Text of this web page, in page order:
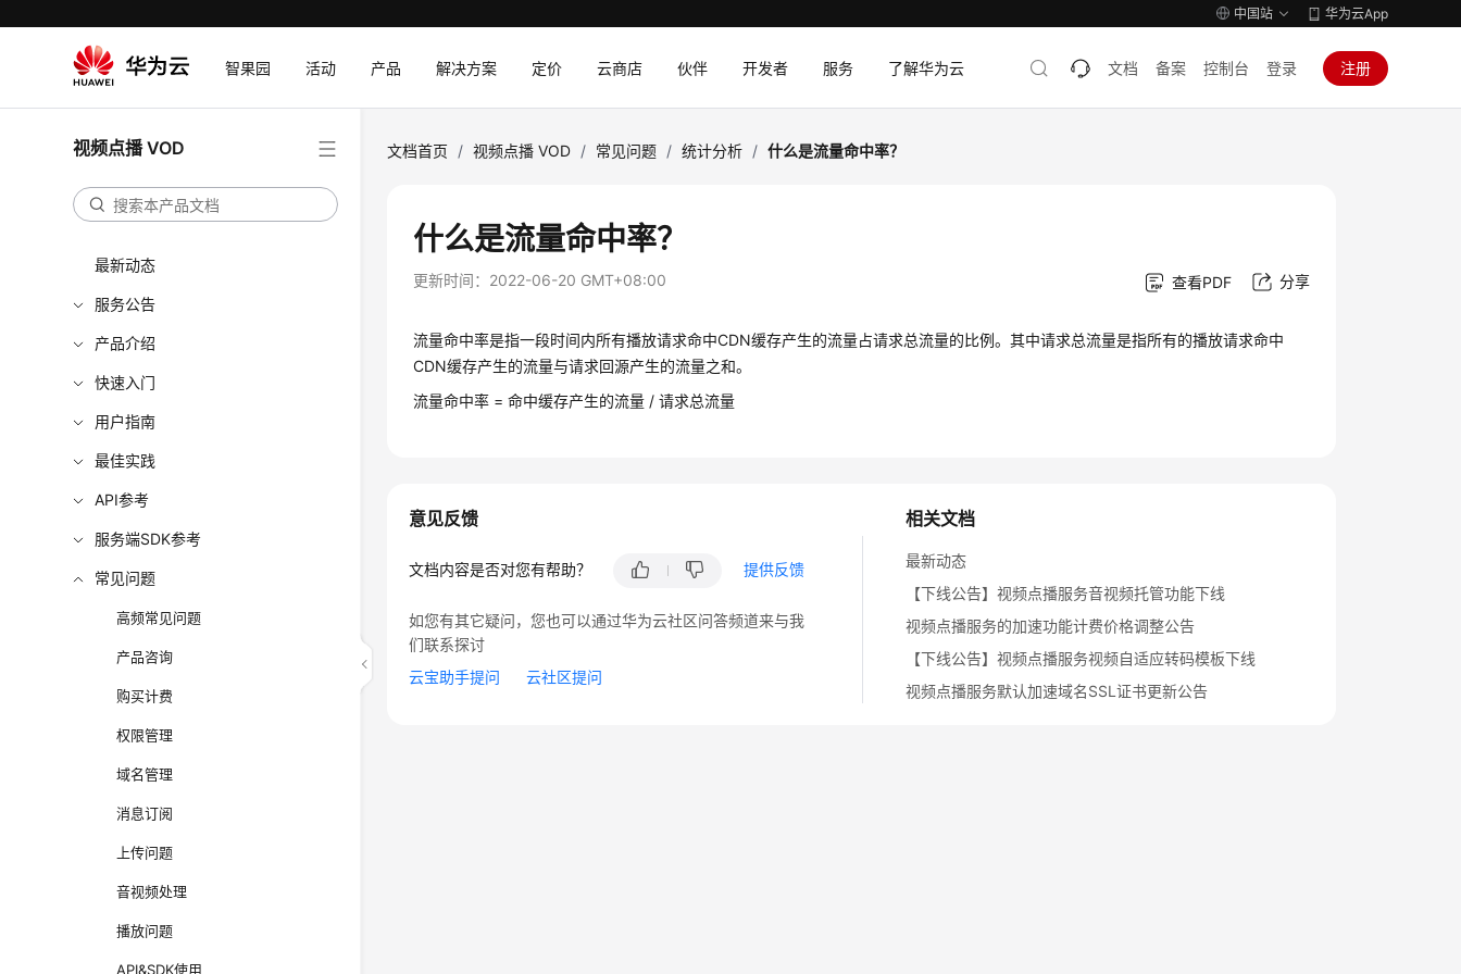
中国站 华为云App
智果园 活动 产品 解决方案 定价 云商店 伙伴 开发者 服务 了解华为云 文档 备案 控制台 登录 注册
视频点播 VOD
最新动态
服务公告
产品介绍
快速入门
用户指南
最佳实践
API参考
服务端SDK参考
常见问题
高频常见问题
产品咨询
购买计费
权限管理
域名管理
消息订阅
上传问题
音视频处理
播放问题
API&SDK使用
文档首页 / 视频点播 VOD / 常见问题 / 统计分析 / 什么是流量命中率？
什么是流量命中率？
更新时间： 2022-06-20 GMT+08:00 查看PDF 分享
流量命中率是指一段时间内所有播放请求命中CDN缓存产生的流量占请求总流量的比例。其中请求总流量是指所有的播放请求命中
CDN缓存产生的流量与请求回源产生的流量之和。
流量命中率 = 命中缓存产生的流量 / 请求总流量
相关文档
最新动态
【下线公告】视频点播服务音视频托管功能下线
视频点播服务的加速功能计费价格调整公告
【下线公告】视频点播服务视频自适应转码模板下线
视频点播服务默认加速域名SSL证书更新公告
意见反馈
文档内容是否对您有帮助？ 提供反馈
如您有其它疑问，您也可以通过华为云社区问答频道来与我
们联系探讨
云宝助手提问
云社区提问